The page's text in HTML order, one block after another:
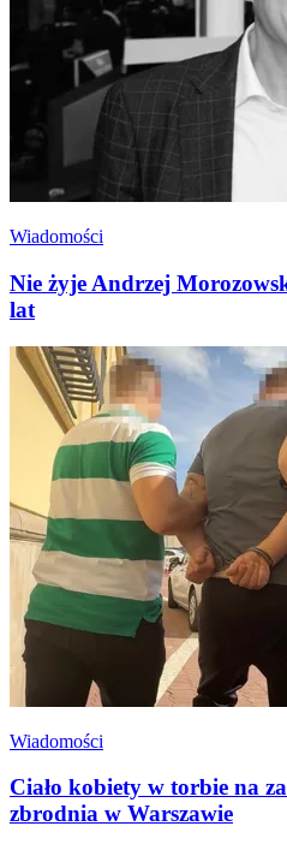
Wiadomości
Nie żyje Andrzej
lat
Wiadomości
Ciało kobiety w torbie na
zbrodnia w Warszawie